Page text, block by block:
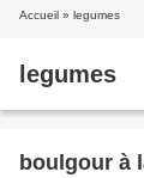
Accueil » legumes
legumes
boulgour à